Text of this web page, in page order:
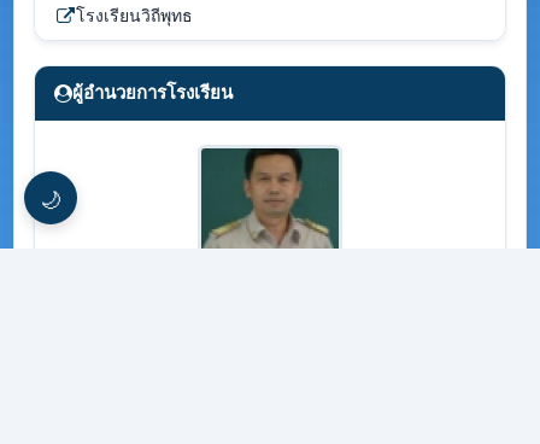
โรงเรียนวิถีพุทธ
ผู้อำนวยการโรงเรียน
🌙